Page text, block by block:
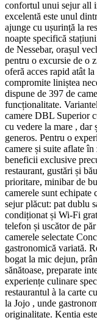
confortul unui sejur all
excelentă este unul
ajunge cu ușurință la
noapte specifică
de Nessebar, orașul
pentru o excursie de o
oferă acces rapid atât
compromite liniștea
dispune de 397 de
funcționalitate.
camere DBL Superior
cu vedere la mare , dar
generos. Pentru o
camere și suite aflate
beneficii exclusive
restaurant, gustări și
prioritare, minibar de
camerele sunt echipate
sejur plăcut: pat dublu
condiționat și Wi-Fi
telefon și uscător de
camerele selectate
gastronomică variată.
bogat la mic dejun,
sănătoase, preparate
experiențe culinare
restaurantul à la carte
la Jojo , unde
originalitate. Kentia